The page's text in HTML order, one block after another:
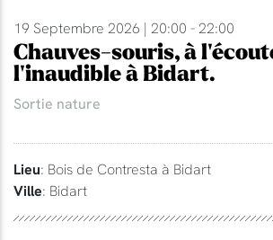
19 Septembre 2026 | 20:00 - 22:00
Chauves-souris, à
l'inaudible à Bidart.
Sortie nature
Lieu: Bois de Contresta à Bidart
Ville: Bidart